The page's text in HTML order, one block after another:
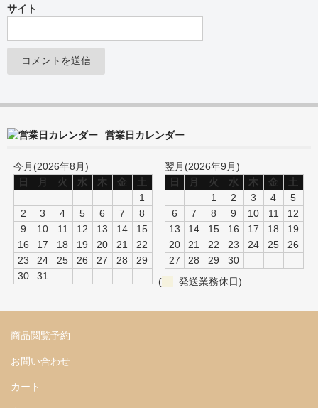
サイト
営業日カレンダー
今月(2026年8月)
日
月 火 水 木 金
土
1
2
3 4 5 6 7
8
9
10 11 12 13 14
15
16
17 18 19 20 21
22
23
24 25 26 27 28
29
30
31
翌月(2026年9月)
日
月 火 水 木 金
土
1
2 3 4
5
6
7 8 9 10 11
12
13
14 15 16 17 18
19
20
21 22 23 24 25
26
27
28 29
30
(
発送業務休日)
商品閲覧予約
お問い合わせ
カート